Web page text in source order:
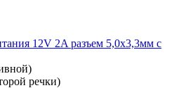
12V 2A разъем 5,0x3,3мм с
речки)